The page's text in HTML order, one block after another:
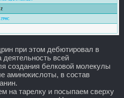
при этом дебютировал в
деятельность всей
создания белковой молекулы
аминокислоты, в состав
на тарелку и посыпаем сверху